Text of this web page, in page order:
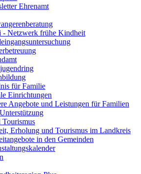
Ehrenamt
Netzwerk frühe Kindheit
für Familie
Einrichtungen
Angebote und Leistungen für Familien
Tourismus
Erholung und Tourismus im Landkreis
in den Gemeinden